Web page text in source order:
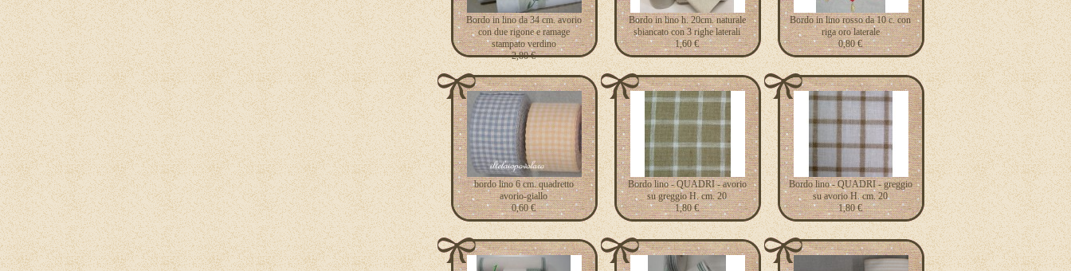
Bordo in lino da 34 cm. avorio
con due rigone e ramage
stampato verdino
2,80 €
Bordo in lino h. 20cm. naturale
sbiancato con 3 righe laterali
1,60 €
Bordo in lino rosso da 10 c. con
riga oro laterale
0,80 €
bordo lino 6 cm. quadretto
avorio-giallo
0,60 €
Bordo lino - QUADRI - avorio
su greggio H. cm. 20
1,80 €
Bordo lino - QUADRI - greggio
su avorio H. cm. 20
1,80 €